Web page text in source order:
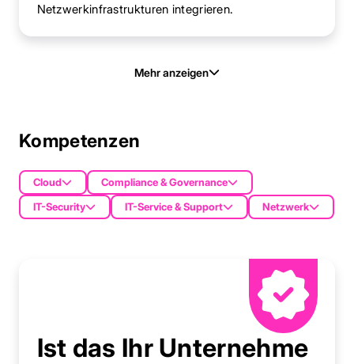
Netzwerkinfrastrukturen integrieren.
Mehr anzeigen
Kompetenzen
Cloud
Compliance & Governance
IT-Security
IT-Service & Support Netzwerk
Ist das Ihr Unternehme